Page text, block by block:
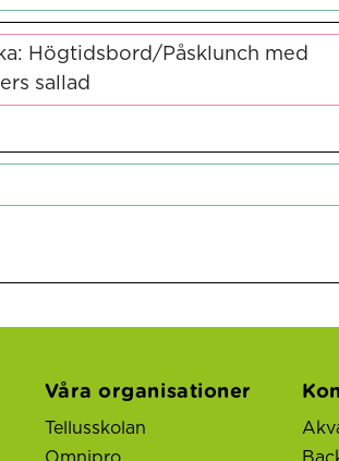
Högtidsbord/Påsklunch med
sallad
Våra organisationer
Tellusskolan